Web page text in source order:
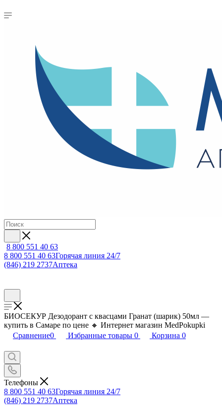
8 800 551 40 63
8 800 551 40 63Горячая линия 24/7
(846) 219 2737Аптека
БИОСЕКУР Дезодорант с квасцами Гранат (шарик) 50мл —
купить в Самаре по цене 🔸 Интернет магазин MedPokupki
Сравнение0 Избранные товары 0 Корзина 0
Телефоны
8 800 551 40 63Горячая линия 24/7
(846) 219 2737Аптека